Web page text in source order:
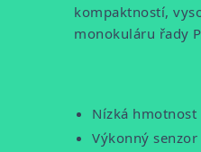
kompaktností,
monokuláru řady
Nízká hmotnost
Výkonný